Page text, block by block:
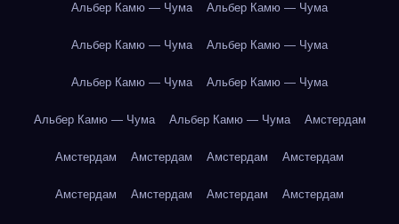
Альбер Камю — Чума Альбер Камю — Чума
Альбер Камю — Чума Альбер Камю — Чума
Альбер Камю — Чума Альбер Камю — Чума
Альбер Камю — Чума Альбер Камю — Чума Амстердам
Амстердам Амстердам Амстердам Амстердам
Амстердам Амстердам Амстердам Амстердам